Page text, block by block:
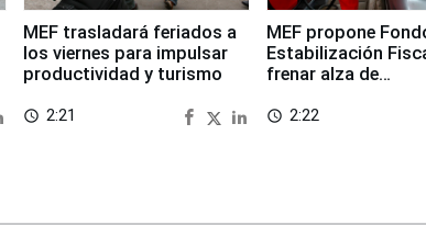
MEF trasladará feriados a
los viernes para impulsar
productividad y turismo
access_time 2:21
MEF propone
Estabilización
frenar alza de
access_time 2:22